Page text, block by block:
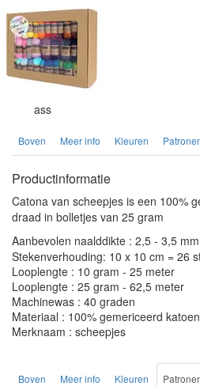
ass
Boven Meer info Kleuren
Productinformatie
Catona van scheepjes is een 100%
draad in bolletjes van 25 gram
Aanbevolen naalddikte : 2,5 - 3,5 mm
Stekenverhouding: 10 x 10 cm = 26
Looplengte : 10 gram - 25 meter
Looplengte : 25 gram - 62,5 meter
Machinewas : 40 graden
Materiaal : 100% gemericeerd katoen
Merknaam : scheepjes
Boven Meer info Kleuren